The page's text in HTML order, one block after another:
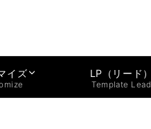
イズ LP（リード）
Template Lead